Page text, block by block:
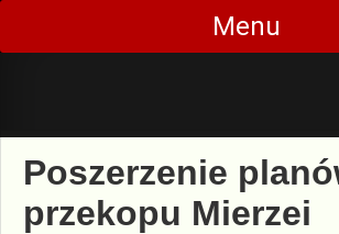
Skip
content
Menu
Poszerzenie
przekopu Mierzei